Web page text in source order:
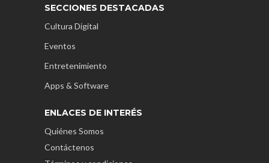
SECCIONES DESTACADAS
Cultura Digital
Eventos
Entretenimiento
Apps & Software
ENLACES DE INTERÉS
Quiénes Somos
Contáctenos